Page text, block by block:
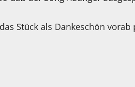
Stück als Dankeschön vorab